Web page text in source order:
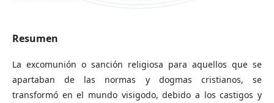
Resumen
La excomunión o sanción religiosa para aquellos que se
apartaban de las normas y dogmas cristianos, se
transformó en el mundo visigodo, debido a los castigos y